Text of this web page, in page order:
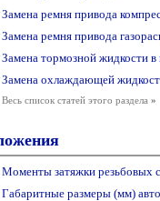
Замена ремня привода
Замена ремня привода
Замена тормозной жидкости
Замена охлаждающей
Весь список статей этого раздела »
Моменты затяжки резьбовых
Габаритные размеры (мм)